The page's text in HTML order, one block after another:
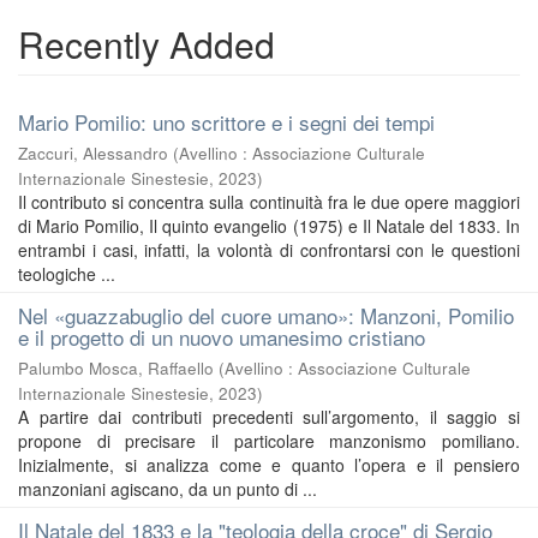
Recently Added
Mario Pomilio: uno scrittore e i segni dei tempi
Zaccuri, Alessandro (Avellino : Associazione Culturale
Internazionale Sinestesie, 2023)
Il contributo si concentra sulla continuità fra le due opere maggiori
di Mario Pomilio, Il quinto evangelio (1975) e Il Natale del 1833. In
entrambi i casi, infatti, la volontà di confrontarsi con le questioni
teologiche ...
Nel «guazzabuglio del cuore umano»: Manzoni, Pomilio
e il progetto di un nuovo umanesimo cristiano
Palumbo Mosca, Raffaello (Avellino : Associazione Culturale
Internazionale Sinestesie, 2023)
A partire dai contributi precedenti sull’argomento, il saggio si
propone di precisare il particolare manzonismo pomiliano.
Inizialmente, si analizza come e quanto l’opera e il pensiero
manzoniani agiscano, da un punto di ...
Il Natale del 1833 e la "teologia della croce" di Sergio